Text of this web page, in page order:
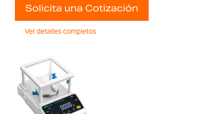
Solicita una Cotización
Ver detalles completos